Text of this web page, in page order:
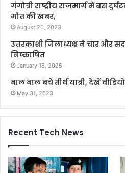
गंगोत्री राष्ट्रीय राजमार्ग में बस
मौत की खबर,
August 20, 2023
उत्तरकाशी जिलाध्यक्ष ने चार और
निष्काषित
January 15, 2025
बाल बाल बचे तीर्थ यात्री, देखें वीडियो
May 31, 2023
Recent Tech News